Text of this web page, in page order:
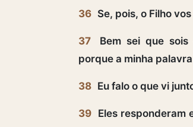
36 Se, pois, o Filho
37
Bem sei que sois
porque a minha
38 Eu falo o que vi
39 Eles responderam